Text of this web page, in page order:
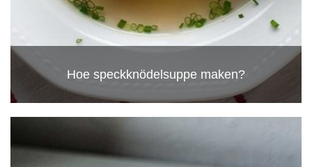
Hoe speckknödelsuppe maken?